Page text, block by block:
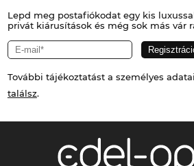
Lepd meg postafiókodat egy kis
privát kiárusítások és még sok más vár
További tájékoztatást a személyes
találsz.